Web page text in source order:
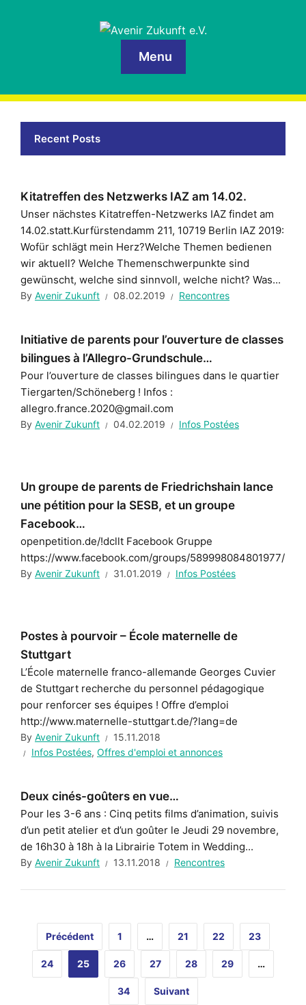
Menu
Recent Posts
Kitatreffen des Netzwerks IAZ am 14.02.
Unser nächstes Kitatreffen-Netzwerks IAZ findet am
14.02.statt.Kurfürstendamm 211, 10719 Berlin IAZ 2019:
Wofür schlägt mein Herz?Welche Themen bedienen
wir aktuell? Welche Themenschwerpunkte sind
gewünscht, welche sind sinnvoll, welche nicht? Was...
By Avenir Zukunft 08.02.2019 Rencontres
Initiative de parents pour l’ouverture de classes
bilingues à l’Allegro-Grundschule…
Pour l’ouverture de classes bilingues dans le quartier
Tiergarten/Schöneberg ! Infos :
allegro.france.2020@gmail.com
By Avenir Zukunft 04.02.2019 Infos Postées
Un groupe de parents de Friedrichshain lance
une pétition pour la SESB, et un groupe
Facebook…
openpetition.de/!dcllt Facebook Gruppe
https://www.facebook.com/groups/589998084801977/
By Avenir Zukunft 31.01.2019 Infos Postées
Postes à pourvoir – École maternelle de
Stuttgart
L’École maternelle franco-allemande Georges Cuvier
de Stuttgart recherche du personnel pédagogique
pour renforcer ses équipes ! Offre d’emploi
http://www.maternelle-stuttgart.de/?lang=de
By Avenir Zukunft
15.11.2018
Infos Postées, Offres d'emploi et annonces
Deux cinés-goûters en vue…
Pour les 3-6 ans : Cinq petits films d’animation, suivis
d’un petit atelier et d’un goûter le Jeudi 29 novembre,
de 16h30 à 18h à la Librairie Totem in Wedding...
By Avenir Zukunft 13.11.2018 Rencontres
Précédent 1 … 21 22 23
24 25 26 27 28 29 …
34 Suivant